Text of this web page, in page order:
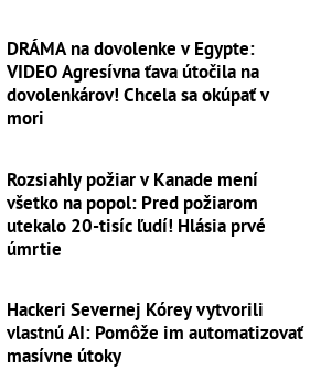
DRÁMA na dovolenke v Egypte:
VIDEO Agresívna ťava útočila na
dovolenkárov! Chcela sa okúpať v
mori
Rozsiahly požiar v Kanade mení
všetko na popol: Pred požiarom
utekalo 20-tisíc ľudí! Hlásia prvé
úmrtie
Hackeri Severnej Kórey vytvorili
vlastnú AI: Pomôže im automatizovať
masívne útoky